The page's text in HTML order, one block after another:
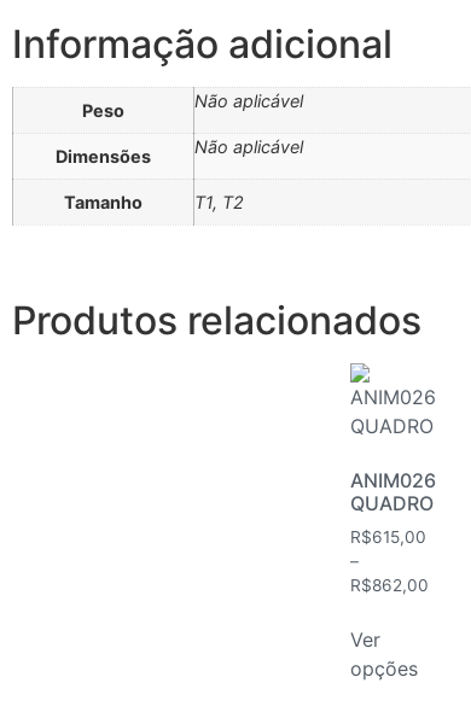
Informação adicional
Peso Não aplicável
Dimensões Não aplicável
Tamanho T1, T2
Produtos relacionados
ANIM026
QUADRO
R$615,00
–
R$862,00
Ver
opções